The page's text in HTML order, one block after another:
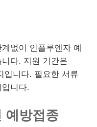
없이 인플루엔자 예
다. 지원 기간은
입니다. 필요한 서류
니다.
예방접종